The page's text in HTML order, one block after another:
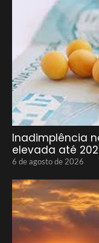
Inadimplência
elevada até
6 de agosto de 2026